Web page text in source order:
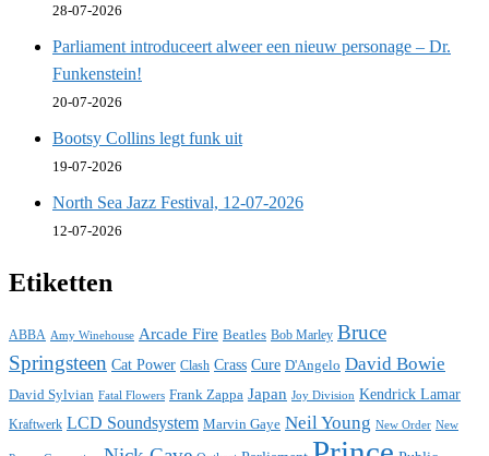
28-07-2026
Parliament introduceert alweer een nieuw personage – Dr.
Funkenstein!
20-07-2026
Bootsy Collins legt funk uit
19-07-2026
North Sea Jazz Festival, 12-07-2026
12-07-2026
Etiketten
ABBA Amy Winehouse Arcade Fire Beatles Bob Marley Bruce
Springsteen Cat Power Clash Crass Cure D'Angelo David Bowie
David Sylvian Fatal Flowers Frank Zappa Japan Joy Division Kendrick Lamar
Kraftwerk LCD Soundsystem Marvin Gaye Neil Young New Order New